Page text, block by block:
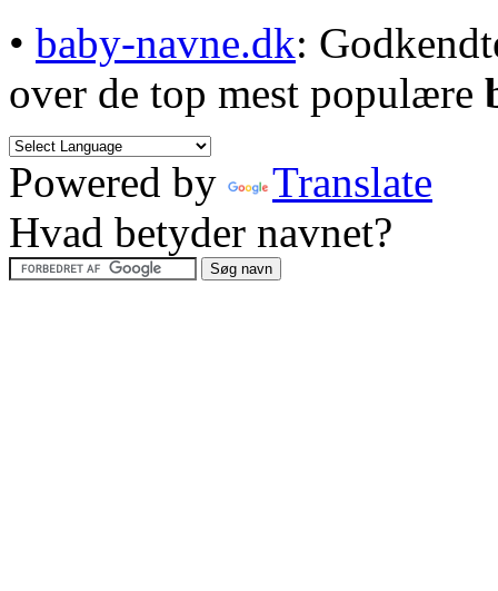
• baby-navne.dk:
over de top mest populære
Powered by
Translate
Hvad betyder navnet?